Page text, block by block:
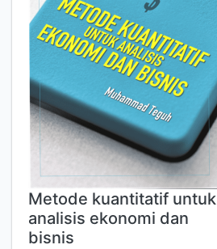
Metode kuantitatif untuk
analisis ekonomi dan
bisnis